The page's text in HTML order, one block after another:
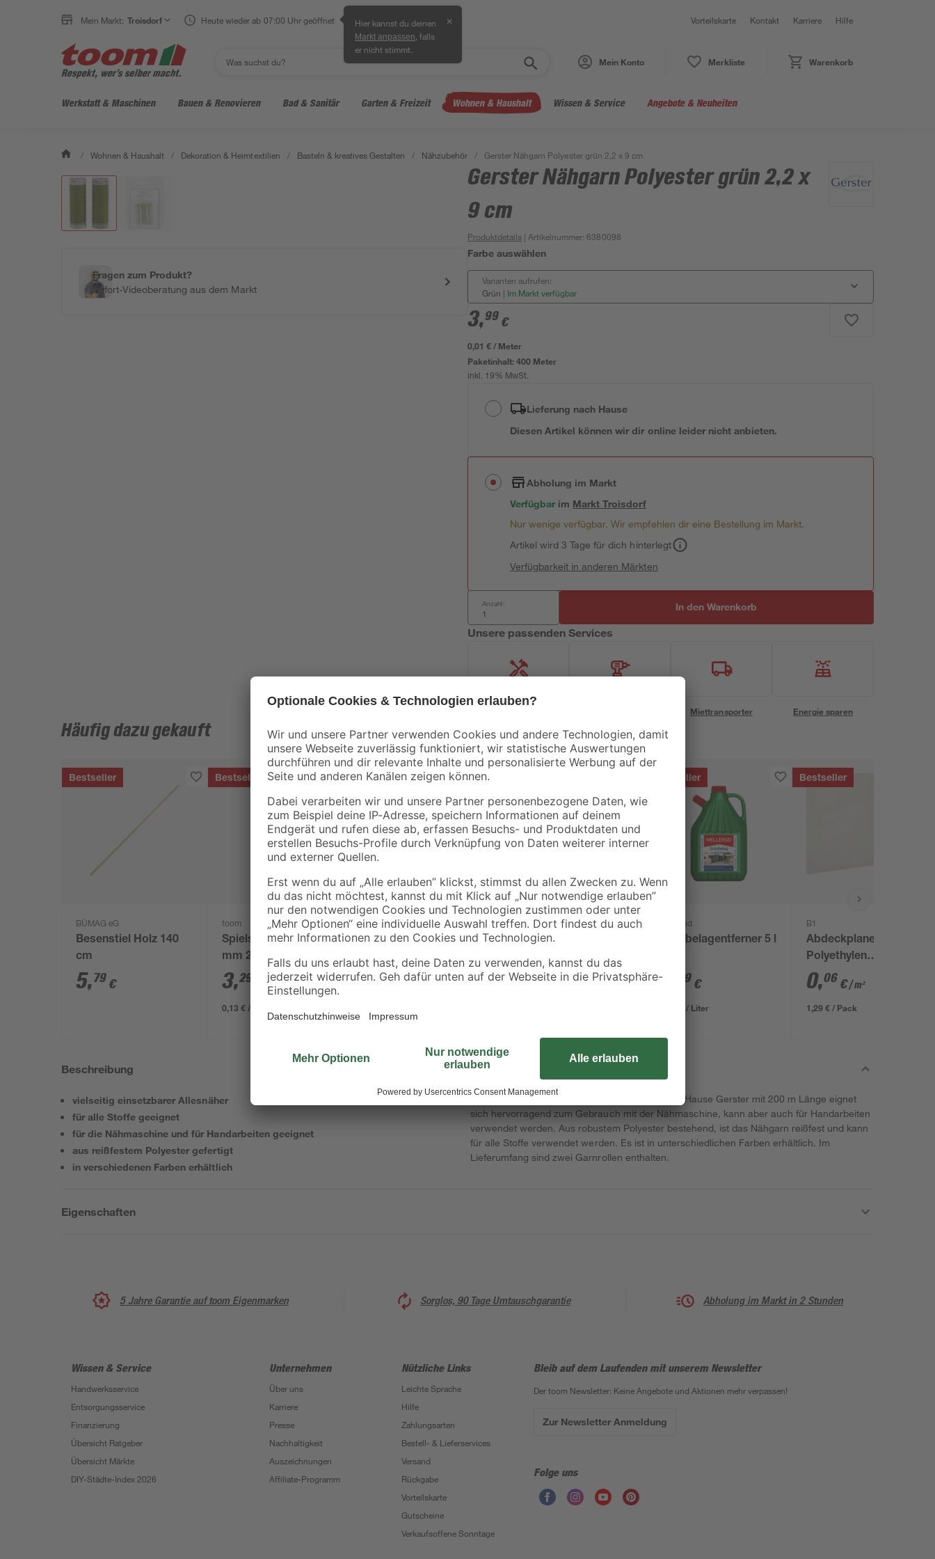
Mein Markt: Troisdorf Heute wieder ab 07:00 Uhr geöffnet Hier kannst du deinen
Markt anpassen , falls
er nicht stimmt.
✕ Vorteilskarte Kontakt Karriere Hilfe
Mein Konto Merkliste Warenkorb
Werkstatt & Maschinen Bauen & Renovieren Bad & Sanitär Garten & Freizeit Wohnen & Haushalt Wissen & Service Angebote & Neuheiten
/ Wohnen & Haushalt / Dekoration & Heimtextilien / Basteln & kreatives Gestalten / Nähzubehör / Gerster Nähgarn Polyester grün 2,2 x 9 cm
Fragen zum Produkt?
Sofort-Videoberatung aus dem Markt
Gerster Nähgarn Polyester grün 2,2 x
9 cm
Produktdetails | Artikelnummer:6380098
Farbe auswählen
Varianten aufrufen:
Grün | Im Markt verfügbar
3,99 €
0,01 € / Meter
Paketinhalt:400 Meter
inkl. 19% MwSt.
Lieferung nach Hause
Diesen Artikel können wir dir online leider nicht anbieten.
Abholung im Markt
Verfügbar im MarktTroisdorf
Nur wenige verfügbar. Wir empfehlen dir eine Bestellung im Markt.
Artikel wird 3 Tage für dich hinterlegt
Verfügbarkeit in anderen Märkten
Anzahl: In den Warenkorb
Unsere passenden Services
Miettransporter Energie sparen
Häufig dazu gekauft
Bestseller
BÜMAG eG
Besenstiel Holz 140
cm
5,79 €
Bestseller
toom
Spielsand beige 0-2
mm 25 kg
3,29
0,13 € / Kilogramm
- 11 %
Baueimer 12 l
1,49€ 1,69 €
Bestseller
B1
Rindenmulch 0-40
mm 40 l
3,99 €
Bestseller
Mellerud
Grünbelagentferner 5 l
3 99 €
0,80 € / Liter
Bestseller
B1
Abdeckplane
Polyethylen
transparent 4 x 5 m
0,06 €/ m²
1,29 € / Pack
Beschreibung
vielseitig einsetzbarer Allesnäher
für alle Stoffe geeignet
für die Nähmaschine und für Handarbeiten geeignet
aus reißfestem Polyester gefertigt
in verschiedenen Farben erhältlich
Dieses universell einsetzbare Nähgarn aus dem Hause Gerster mit 200 m Länge eignet
sich hervorragend zum Gebrauch mit der Nähmaschine, kann aber auch für Handarbeiten
verwendet werden. Aus robustem Polyester bestehend, ist das Nähgarn reißfest und kann
für alle Stoffe verwendet werden. Es ist in unterschiedlichen Farben erhältlich. Im
Lieferumfang sind zwei Garnrollen enthalten.
Eigenschaften
5 Jahre Garantie auf toom Eigenmarken Sorglos, 90 Tage Umtauschgarantie Abholung im Markt in 2 Stunden
Wissen & Service
Handwerksservice
Entsorgungsservice
Finanzierung
Übersicht Ratgeber
Übersicht Märkte
DIY-Städte-Index 2026
Unternehmen
Über uns
Karriere
Presse
Nachhaltigkeit
Auszeichnungen
Affiliate-Programm
Nützliche Links
Leichte Sprache
Hilfe
Zahlungsarten
Bestell- & Lieferservices
Versand
Rückgabe
Vorteilskarte
Gutscheine
Verkaufsoffene Sonntage
Bleib auf dem Laufenden mit unserem Newsletter
Der toom Newsletter: Keine Angebote und Aktionen mehr verpassen!
Zur Newsletter Anmeldung
Folge uns